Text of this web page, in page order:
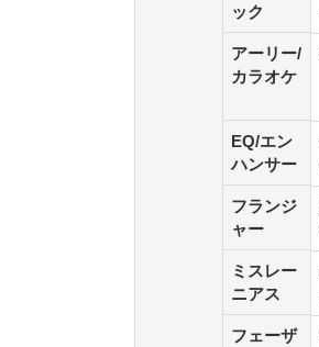
ック
アーリー/
カラオケ
EQ/エン
ハンサー
フランジ
ャー
ミスレー
ニアス
フェーザ
ック
アーリ
ー/カラ
EQ/エン
ハンサー
フランジ
ャー
ミスレー
ニアス
フェーザ